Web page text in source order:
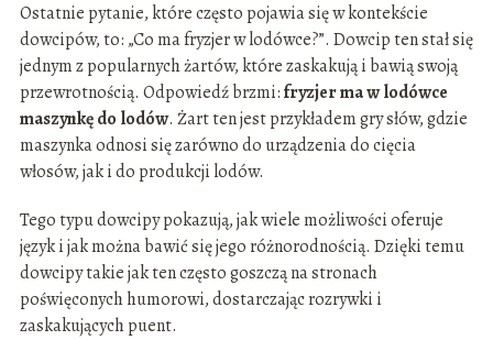
Ostatnie pytanie, które często pojawia się w kontekście
dowcipów, to: „Co ma fryzjer w lodówce?”. Dowcip ten stał się
jednym z popularnych żartów, które zaskakują i bawią swoją
przewrotnością. Odpowiedź brzmi:fryzjer ma w lodówce
maszynkę do lodów. Żart ten jest przykładem gry słów, gdzie
maszynka odnosi się zarówno do urządzenia do cięcia
włosów, jak i do produkcji lodów.
Tego typu dowcipy pokazują, jak wiele możliwości oferuje
język i jak można bawić się jego różnorodnością. Dzięki temu
dowcipy takie jak ten często goszczą na stronach
poświęconych humorowi, dostarczając rozrywki i
zaskakujących puent.